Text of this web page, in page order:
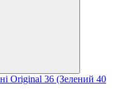
Original 36 (Зелений 40